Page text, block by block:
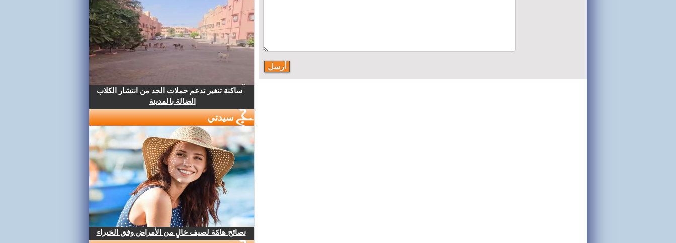
ساكنة تنغير تدعم حملات الحد من انتشار الكلاب
الضالة بالمدينة
سيدتي
نصائح هامّة لصيف خالٍ من الأمراض وفق الخبراء